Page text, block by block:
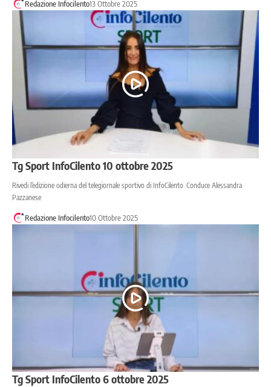
Redazione Infocilento13 Ottobre 2025
Tg Sport InfoCilento 10 ottobre 2025
Rivedi l’edizione odierna del telegiornale sportivo di InfoCilento. Conduce Alessandra
Pazzanese
Redazione Infocilento10 Ottobre 2025
Tg Sport InfoCilento 6 ottobre 2025